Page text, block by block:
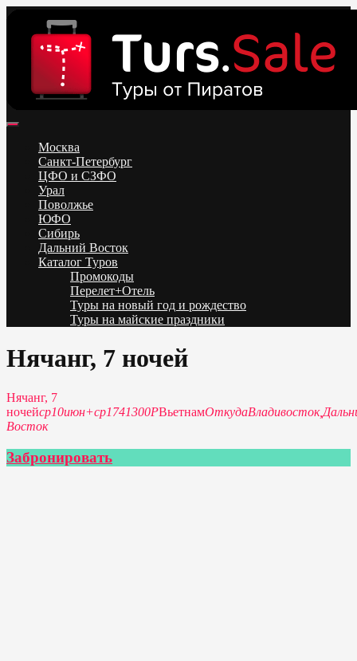
content
Низкие цены на путевки 3-7-10 ночей все включено, отдых на
море. Распродажа экскурсионных и горнолыжных туров.
Обновление каждый день. Официальный сайт Тур Сейл
Москва
Санкт-Петербург
ЦФО и СЗФО
Урал
Поволжье
ЮФО
Сибирь
Дальний Восток
Каталог Туров
Промокоды
Перелет+Отель
Туры на новый год и рождество
Туры на майские праздники
Нячанг, 7 ночей
Нячанг, 7
ночейср10июн+ср1741300PВьетнамОткудаВладивосток,
Восток
Забронировать